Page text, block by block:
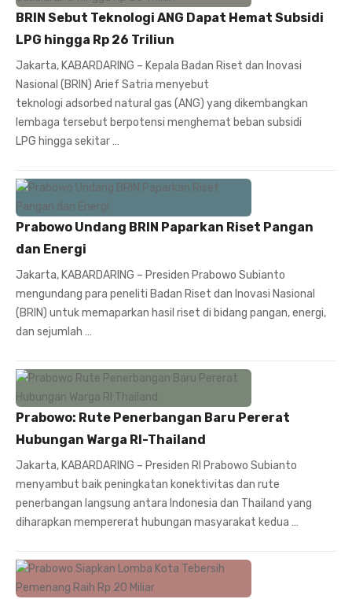
BRIN Sebut Teknologi ANG Dapat Hemat Subsidi
LPG hingga Rp 26 Triliun
Jakarta, KABARDARING – Kepala Badan Riset dan Inovasi
Nasional (BRIN) Arief Satria menyebut
teknologi adsorbed natural gas (ANG) yang dikembangkan
lembaga tersebut berpotensi menghemat beban subsidi
LPG hingga sekitar …
Prabowo Undang BRIN Paparkan Riset Pangan
dan Energi
Jakarta, KABARDARING – Presiden Prabowo Subianto
mengundang para peneliti Badan Riset dan Inovasi Nasional
(BRIN) untuk memaparkan hasil riset di bidang pangan, energi,
dan sejumlah …
Prabowo: Rute Penerbangan Baru Pererat
Hubungan Warga RI-Thailand
Jakarta, KABARDARING – Presiden RI Prabowo Subianto
menyambut baik peningkatan konektivitas dan rute
penerbangan langsung antara Indonesia dan Thailand yang
diharapkan mempererat hubungan masyarakat kedua …